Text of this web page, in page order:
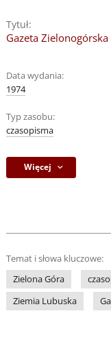
Tytuł:
Gazeta
Data wydania:
1974
Typ zasobu:
czasopisma
Więcej
Temat i słowa kluczowe:
Zielona Góra
Ziemia Lubuska